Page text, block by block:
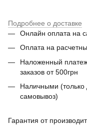
Подробнее о доставке
Онлайн оплата на
Оплата на
Наложенный
заказов от 500грн
Наличными (только
самовывоз)
Гарантия от